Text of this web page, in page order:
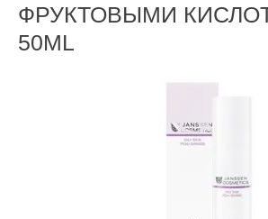
ФРУКТОВЫМИ
50ML